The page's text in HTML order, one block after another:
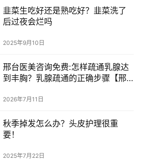
韭菜生吃好还是熟吃好？韭菜洗了
后过夜会烂吗
2025年9月10日
邢台医美咨询免费:怎样疏通乳腺达
到丰胸？乳腺疏通的正确步骤【邢
2026年7月11日
秋季掉发怎么办？头皮护理很重
要！
2025年7月22日